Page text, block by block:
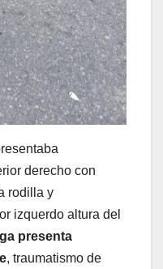
derecho con
rodilla y
izquerdo altura del
presenta
, traumatismo de